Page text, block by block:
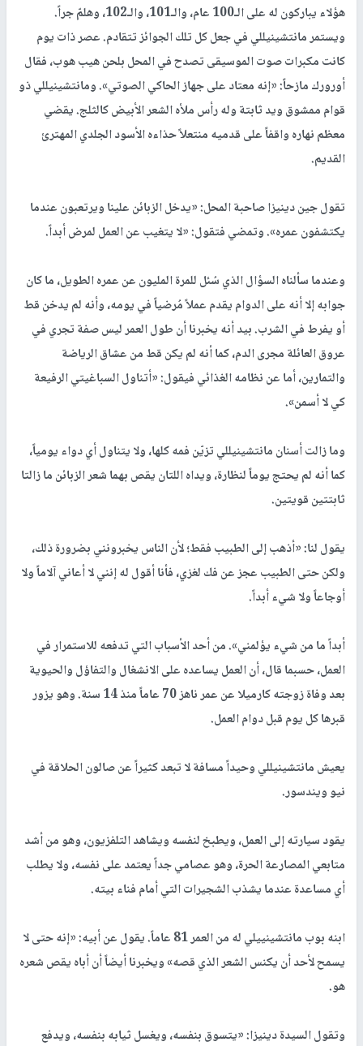
هؤلاء يباركون له على الـ100 عام، والـ101، والـ102، وهلمّ جراً.
ويستمر مانتشينيللي في جعل كل تلك الجوائز تتقادم. عصر ذات يوم
كانت مكبرات صوت الموسيقى تصدح في المحل بلحن هيب هوب، فقال
أورورك مازحاً: «إنه معتاد على جهاز الحاكي الصوتي». ومانتشينيللي ذو
قوام ممشوق ويد ثابتة وله رأس ملأه الشعر الأبيض كالثلج. يقضي
معظم نهاره واقفاً على قدميه منتعلاً حذاءه الأسود الجلدي المهترئ
القديم.
تقول جين دينيزا صاحبة المحل: «يدخل الزبائن علينا ويرتعبون عندما
يكتشفون عمره». وتمضي فتقول: «لا يتغيب عن العمل لمرض أبداً.
وعندما سألناه السؤال الذي سُئل للمرة المليون عن عمره الطويل، ما كان
جوابه إلا أنه على الدوام يقدم عملاً مُرضياً في يومه، وأنه لم يدخن قط
أو يفرط في الشرب. بيد أنه يخبرنا أن طول العمر ليس صفة تجري في
عروق العائلة مجرى الدم، كما أنه لم يكن قط من عشاق الرياضة
والتمارين، أما عن نظامه الغذائي فيقول: «أتناول السباغيتي الرفيعة
كي لا أسمن».
وما زالت أسنان مانتشينيللي تزيّن فمه كلها، ولا يتناول أي دواء يومياً،
كما أنه لم يحتج يوماً لنظارة، ويداه اللتان يقص بهما شعر الزبائن ما زالتا
ثابتتين قويتين.
يقول لنا: «أذهب إلى الطبيب فقط؛ لأن الناس يخبرونني بضرورة ذلك،
ولكن حتى الطبيب عجز عن فك لغزي، فأنا أقول له إنني لا أعاني آلاماً ولا
أوجاعاً ولا شيء أبداً.
أبداً ما من شيء يؤلمني». من أحد الأسباب التي تدفعه للاستمرار في
العمل، حسبما قال، أن العمل يساعده على الانشغال والتفاؤل والحيوية
بعد وفاة زوجته كارميلا عن عمر ناهز 70 عاماً منذ 14 سنة. وهو يزور
قبرها كل يوم قبل دوام العمل.
يعيش مانتشينيللي وحيداً مسافة لا تبعد كثيراً عن صالون الحلاقة في
نيو ويندسور.
يقود سيارته إلى العمل، ويطبخ لنفسه ويشاهد التلفزيون، وهو من أشد
متابعي المصارعة الحرة، وهو عصامي جداً يعتمد على نفسه، ولا يطلب
أي مساعدة عندما يشذب الشجيرات التي أمام فناء بيته.
ابنه بوب مانتشينييلي له من العمر 81 عاماً. يقول عن أبيه: «إنه حتى لا
يسمح لأحد أن يكنس الشعر الذي قصه» ويخبرنا أيضاً أن أباه يقص شعره
هو.
وتقول السيدة دينيزا: «يتسوق بنفسه، ويغسل ثيابه بنفسه، ويدفع